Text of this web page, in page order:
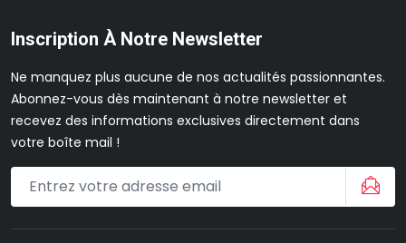
Inscription À Notre Newsletter
Ne manquez plus aucune de nos actualités passionnantes.
Abonnez-vous dès maintenant à notre newsletter et
recevez des informations exclusives directement dans
votre boîte mail !